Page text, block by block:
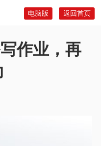
返回首页
电脑版
作业，再